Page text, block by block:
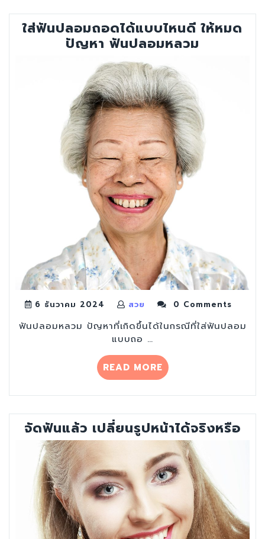
นอา
ยุ
ไหร่”
ใส่ฟันปลอมถอดได้แบบไหนดี ให้หมด
ปัญหา ฟันปลอมหลวม
6 ธันวาคม 2024 สวย 0 Comments
ฟันปลอมหลวม ปัญหาที่เกิดขึ้นได้ในกรณีที่ใส่ฟันปลอม
แบบถอ …
READ MORE“ใส่
ฟัน
ปลอม
ได้
แบบ
ไหน
ดี
ให้
หมด
ฟัน
ปลอม
หลวม”
จัดฟันแล้ว เปลี่ยนรูปหน้าได้จริงหรือ